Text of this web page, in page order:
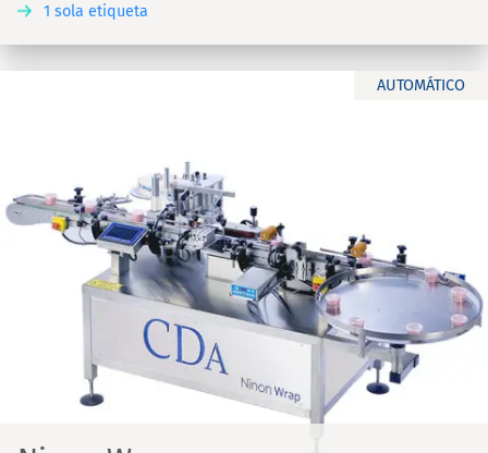
1 sola etiqueta
AUTOMÁTICO